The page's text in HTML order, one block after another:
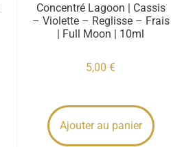
Concentré Lagoon | Cassis
– Violette – Reglisse – Frais
| Full Moon | 10ml
5,00€
Ajouter au panier